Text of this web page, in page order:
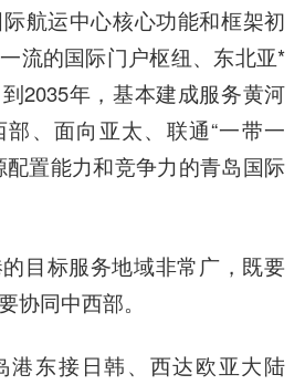
航运中心核心功能和框架初
流的国际门户枢纽、东北亚*
2035年，基本建成服务黄河
、面向亚太、联通“一带一
配置能力和竞争力的青岛国际
目标服务地域非常广，既要
协同中西部。
港东接日韩、西达欧亚大陆